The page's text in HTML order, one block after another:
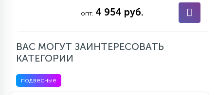
опт. 4 954 руб.
ВАС МОГУТ ЗАИНТЕРЕСОВАТЬ
КАТЕГОРИИ
подвесные